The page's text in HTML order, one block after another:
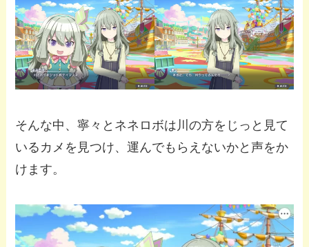
そんな中、寧々とネネロボは川の方をじっと見て
いるカメを見つけ、運んでもらえないかと声をか
けます。